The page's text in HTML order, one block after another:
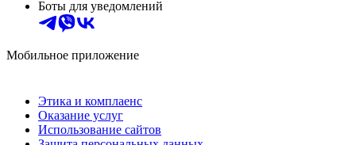
Боты для уведомлений
Мобильное приложение
Этика и комплаенс
Оказание услуг
Использование сайтов